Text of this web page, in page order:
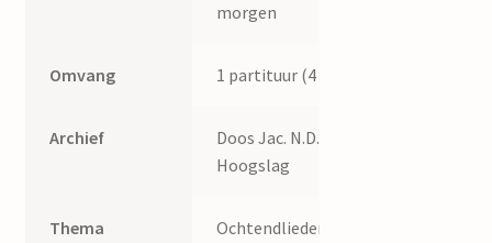
morgen
Omvang 1 partituur (4 p.)
Archief
Doos Jac. N.D.
Hoogslag
Thema Ochtendliederen